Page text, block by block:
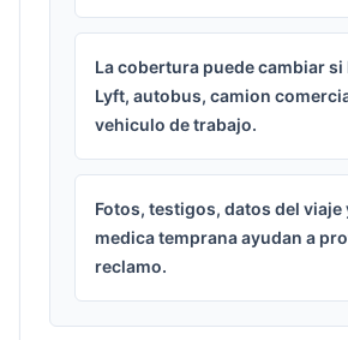
La cobertura puede cambiar si
Lyft, autobus, camion
vehiculo de trabajo.
Fotos, testigos, datos del viaje
medica temprana ayudan a
reclamo.